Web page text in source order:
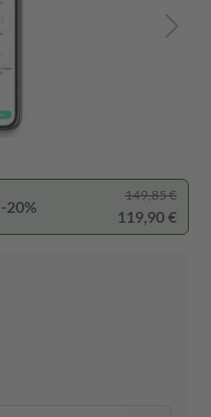
-20%
149,85 €
119,90 €